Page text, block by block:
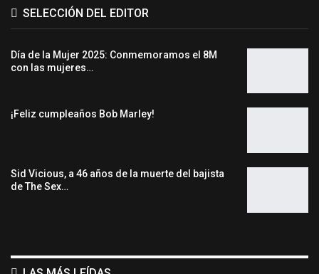
SELECCIÓN DEL EDITOR
Día de la Mujer 2025: Conmemoramos el 8M
con las mujeres…
¡Feliz cumpleaños Bob Marley!
Sid Vicious, a 46 años de la muerte del bajista
de The Sex…